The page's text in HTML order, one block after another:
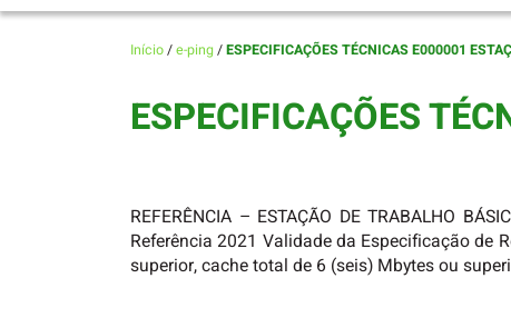
Início/e-ping/ESPECIFICAÇÕES TÉCNICAS E000001
ESPECIFICAÇÕES
REFERÊNCIA – ESTAÇÃO DE TRABALHO
Referência 2021 Validade da Especificação de
superior, cache total de 6 (seis) Mbytes ou